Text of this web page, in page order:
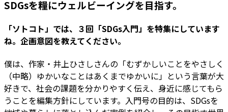
SDGsを糧にウェルビーイングを目指す。
――「ソトコト」では、３回「SDGs入門」を特集にしています
ね。企画意図を教えてください。
僕は、作家・井上ひさしさんの「むずかしいことをやさしく
（中略）ゆかいなことはあくまでゆかいに」という言葉が大
好きで、社会の課題を分かりやすく伝え、身近に感じてもら
うことを編集方針にしています。入門号の目的は、SDGsを